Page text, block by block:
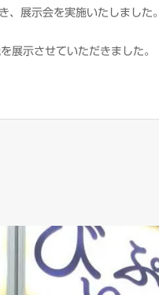
展示会を実施いたしました。
展示させていただきました。